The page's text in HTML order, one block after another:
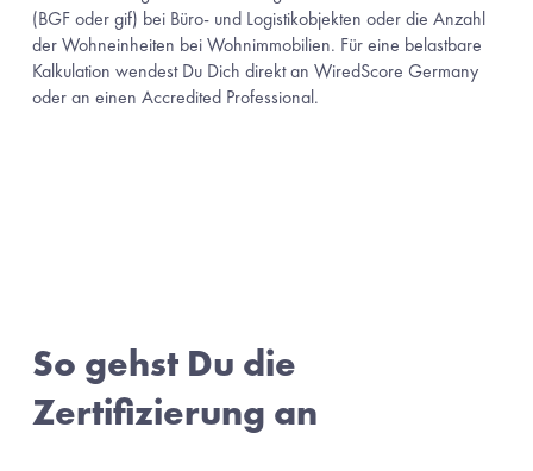
(BGF oder gif) bei Büro- und Logistikobjekten oder die Anzahl
der Wohneinheiten bei Wohnimmobilien. Für eine belastbare
Kalkulation wendest Du Dich direkt an WiredScore Germany
oder an einen Accredited Professional.
So gehst Du die
Zertifizierung an